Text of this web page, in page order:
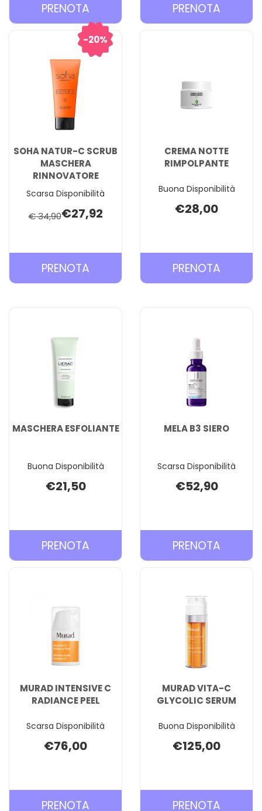
PRENOTA
TEMPO
CREMA AL
CARRELLO
PRENOTA
NATUR-
SOHA NATUR-C SCRUB
MASCHERA
RINNOVATORE
Scarsa Disponibilità
20%
€ 34,90€27,92
PRENOTA
NATUR-
CREMA NOTTE
RIMPOLPANTE
Buona Disponibilità
€28,00
PRENOTA
NOTTE
MASCHERA ESFOLIANTE
Buona Disponibilità
€21,50
PRENOTA PRENOTA MASCHERA
ESFOLIANTE AL
MELA B3 SIERO
Scarsa Disponibilità
€52,90
PRENOTA
B3
MURAD INTENSIVE C
RADIANCE PEEL
Scarsa Disponibilità
€76,00
PRENOTA PRENOTA MURAD
MURAD VITA-C
GLYCOLIC SERUM
Buona Disponibilità
€125,00
PRENOTA